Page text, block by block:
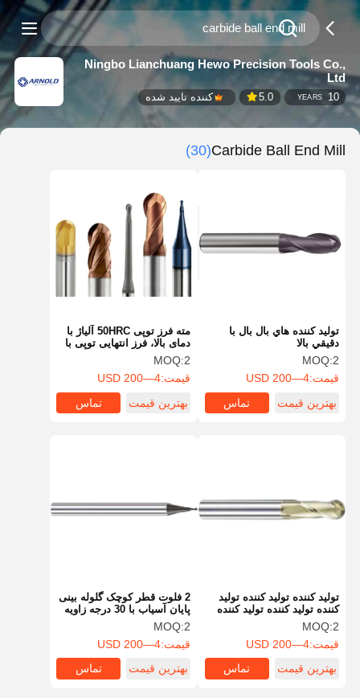
Ningbo Lianchuang Hewo Precision Tools Co.,
Ltd
10
YEARS
5.0 کننده تایید شده
Carbide Ball End Mill
(30)
مته فرز توپی 50HRC آلیاژ با
دمای بالا، فرز انتهایی توپی با
مقاومت بالا
MOQ:2
قیمت:4—200 USD
بهترین قیمت
تماس
توليد کننده هاي بال بال با
دقيقي بالا
MOQ:2
قیمت:4—200 USD
بهترین قیمت
تماس
2 فلوت قطر کوچک گلوله بینی
پایان آسیاب با 30 درجه زاویه
حلقه
MOQ:2
قیمت:4—200 USD
بهترین قیمت
تماس
توليد کننده توليد کننده توليد
کننده توليد کننده توليد کننده
توليد کننده توليد کننده توليد
کننده توليد کننده توليد کننده
توليد کننده توليد کننده توليد
کننده توليد کننده توليد کننده
توليد کننده توليد کننده توليد
کننده توليد کننده توليد کننده
MOQ:2
قیمت:4—200 USD
بهترین قیمت
تماس